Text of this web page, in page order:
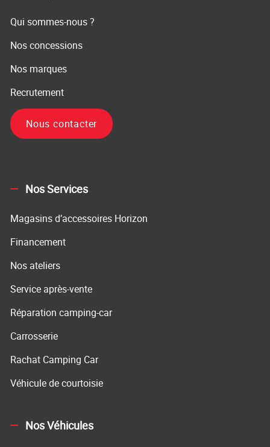
Qui sommes-nous ?
Nos concessions
Nos marques
Recrutement
Nous contacter
Nos Services
Magasins d’accessoires Horizon
Financement
Nos ateliers
Service après-vente
Réparation camping-car
Carrosserie
Rachat Camping Car
Véhicule de courtoisie
Nos Véhicules